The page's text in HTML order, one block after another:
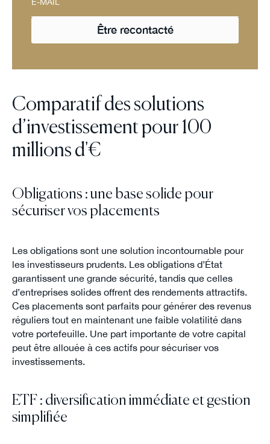
Comparatif des solutions
d’investissement pour 100
millions d'€
Obligations : une base solide pour
sécuriser vos placements
Les obligations sont une solution incontournable pour
les investisseurs prudents. Les obligations d’État
garantissent une grande sécurité, tandis que celles
d’entreprises solides offrent des rendements attractifs.
Ces placements sont parfaits pour générer des revenus
réguliers tout en maintenant une faible volatilité dans
votre portefeuille. Une part importante de votre capital
peut être allouée à ces actifs pour sécuriser vos
investissements.
ETF : diversification immédiate et gestion
simplifiée